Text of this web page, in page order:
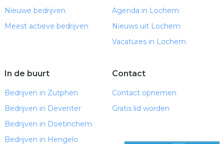
Nieuwe bedrijven
Meest actieve bedrijven
Agenda in Lochem
Nieuws uit Lochem
Vacatures in Lochem
In de buurt
Bedrijven in Zutphen
Bedrijven in Deventer
Bedrijven in Doetinchem
Bedrijven in Hengelo
Contact
Contact opnemen
Gratis lid worden